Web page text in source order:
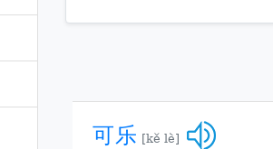
可乐 [kě lè]